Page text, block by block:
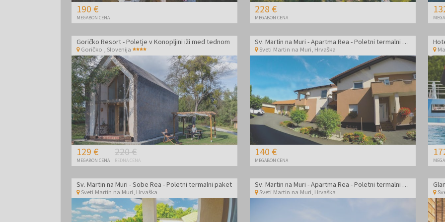
190 €
MEGABON CENA
228 €
MEGABON CENA
Goričko Resort - Poletje v Konopljini iži med tednom
Goričko Slovenija
129 €
MEGABON CENA
220 €
REDNA CENA
Sv. Martin na Muri - Apartma Rea - Poletni termalni paket
Sveti Martin na Muri Hrvaška
140 €
MEGABON CENA
Sv. Martin na Muri - Sobe Rea - Poletni termalni paket
Sveti Martin na Muri Hrvaška
Sv. Martin na Muri - Apartma Rea - Poletni termalni paket
Sveti Martin na Muri Hrvaška